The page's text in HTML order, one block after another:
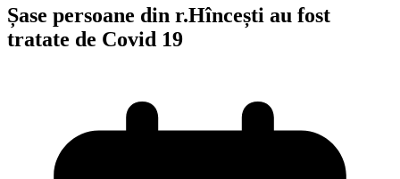
Șase persoane din r.Hîncești au fost
tratate de Covid 19